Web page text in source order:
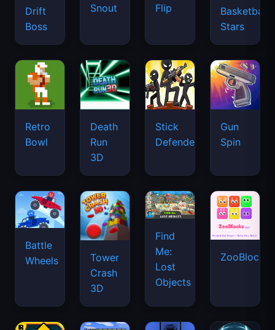
Drift
Boss
Snout
Flip
Basketball
Stars
Retro
Bowl
Death
Run
3D
Stick
Defenders
Gun
Spin
Battle
Wheels
Tower
Crash
3D
Find
Me:
Lost
Objects
ZooBlocks